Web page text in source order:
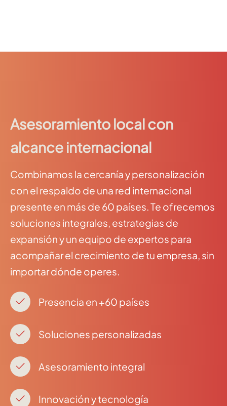
Asesoramiento local con
alcance internacional
Combinamos la cercanía y personalización
con el respaldo de una red internacional
presente en más de 60 países. Te ofrecemos
soluciones integrales, estrategias de
expansión y un equipo de expertos para
acompañar el crecimiento de tu empresa, sin
importar dónde operes.
Presencia en +60 países
Soluciones personalizadas
Asesoramiento integral
Innovación y tecnología